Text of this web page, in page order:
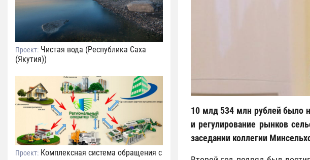
Проект: Чистая вода (Республика Саха
(Якутия))
Проект: Комплексная система обращения с
10 млд 534 млн рублей было
и регулирование рынков
заседании коллегии